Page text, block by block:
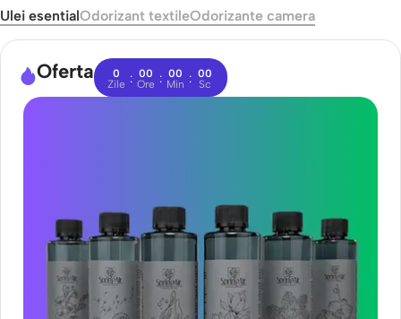
Ulei esentialOdorizant textileOdorizante camera
Oferta
0
Zile : 00
Ore : 00
Min : 00
Sc